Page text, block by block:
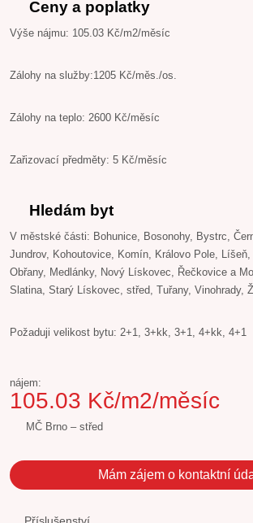
Ceny a poplatky
Výše nájmu: 105.03 Kč/m2/měsíc
Zálohy na služby:1205 Kč/měs./os.
Zálohy na teplo: 2600 Kč/měsíc
Zařizovací předměty: 5 Kč/měsíc
Hledám byt
V městské části: Bohunice, Bosonohy, Bystrc,
Jundrov, Kohoutovice, Komín, Královo Pole,
Obřany, Medlánky, Nový Lískovec, Řečkovice a
Slatina, Starý Lískovec, střed, Tuřany, Vinohrady,
Požaduji velikost bytu: 2+1, 3+kk, 3+1, 4+kk, 4+1
nájem:
105.03 Kč/m2/měsíc
MČ Brno – střed
Mám zájem o kontaktní